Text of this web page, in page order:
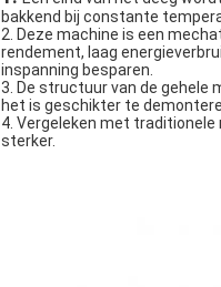
bakkend bij constante
2. Deze machine is een
rendement, laag
inspanning besparen.
3. De structuur van de gehele
het is geschikter te
4. Vergeleken met traditionele
sterker.